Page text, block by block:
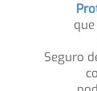
Seguro